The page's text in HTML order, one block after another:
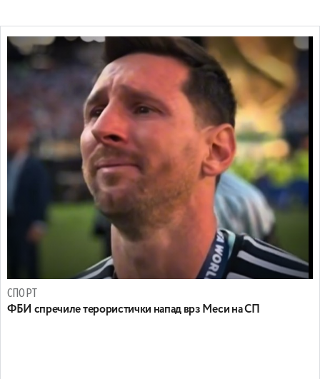
СПОРТ
ФБИ спречиле терористички напад врз Меси на СП